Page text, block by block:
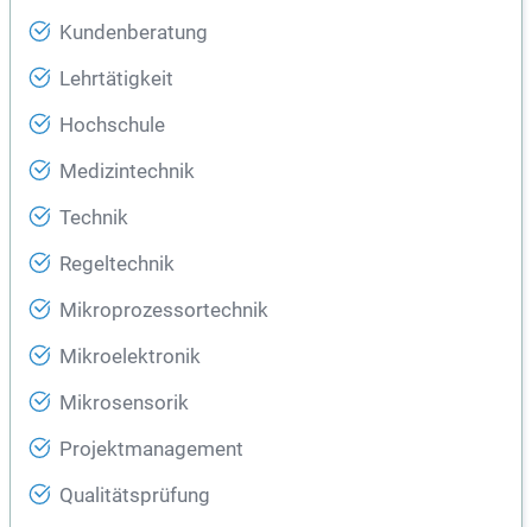
Kundenberatung
Lehrtätigkeit
Hochschule
Medizintechnik
Technik
Regeltechnik
Mikroprozessortechnik
Mikroelektronik
Mikrosensorik
Projektmanagement
Qualitätsprüfung